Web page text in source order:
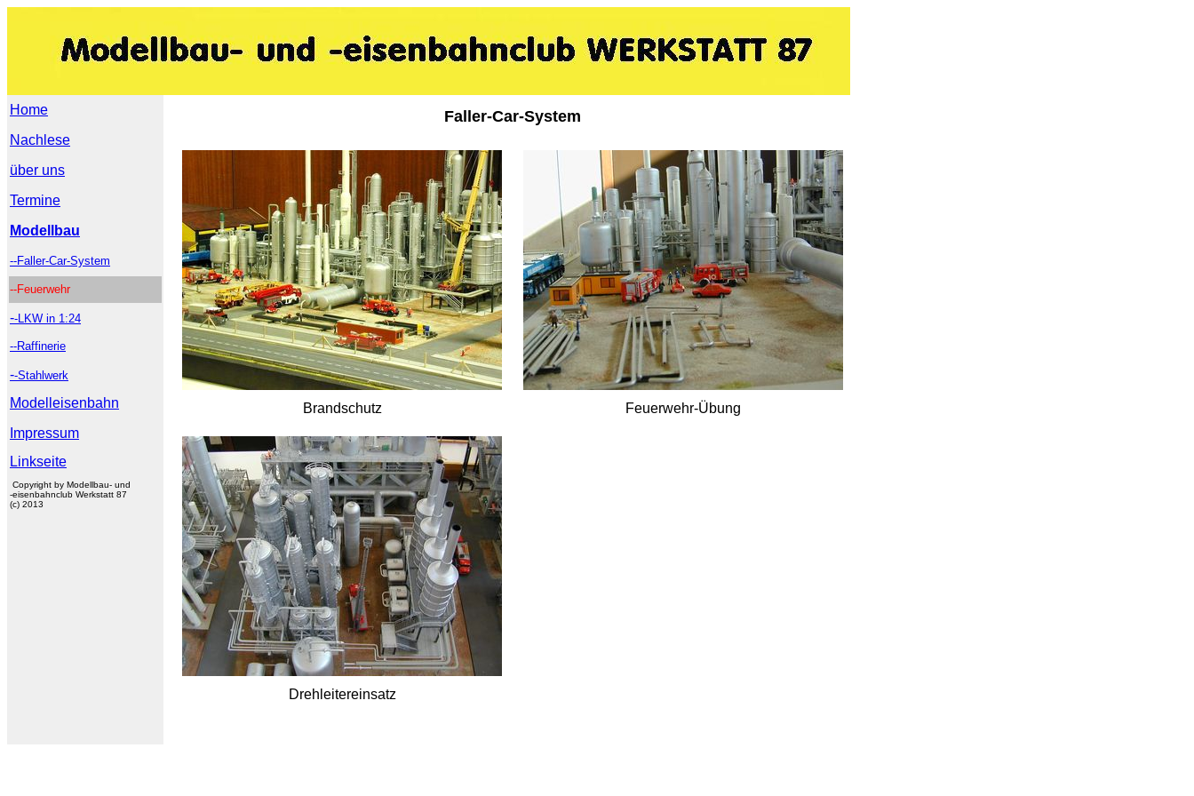
Home
Nachlese
über uns
Termine
Modellbau
--Faller-Car-System
--Feuerwehr
--LKW in 1:24
--Raffinerie
--Stahlwerk
Modelleisenbahn
Impressum
Linkseite
Copyright by Modellbau- und
-eisenbahnclub Werkstatt 87
(c) 2013
Faller-Car-System
Brandschutz Feuerwehr-Übung
Drehleitereinsatz